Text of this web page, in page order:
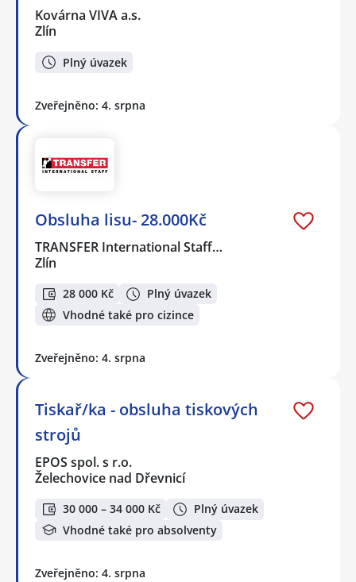
Kovárna VIVA a.s.
Zlín
Plný úvazek
Zveřejněno: 4. srpna
Obsluha lisu- 28.000Kč
TRANSFER International Staff…
Zlín
28 000 Kč
Plný úvazek
Vhodné také pro cizince
Zveřejněno: 4. srpna
Tiskař/ka - obsluha tiskových
strojů
EPOS spol. s r.o.
Želechovice nad Dřevnicí
30 000 – 34 000 Kč
Plný úvazek
Vhodné také pro absolventy
Zveřejněno: 4. srpna